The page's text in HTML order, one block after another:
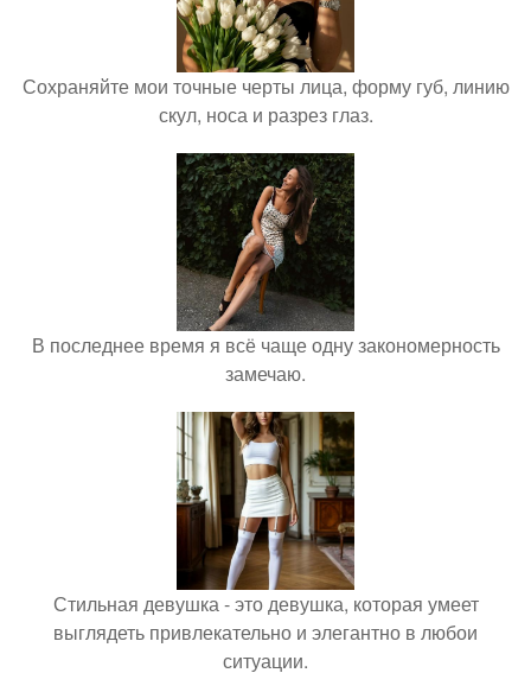
Сохраняйте мои точные черты лица, форму губ, линию
скул, носа и разрез глаз.
В последнее время я всё чаще одну закономерность
замечаю.
Стильная девушка - это девушка, которая умеет
выглядеть привлекательно и элегантно в любои
ситуации.